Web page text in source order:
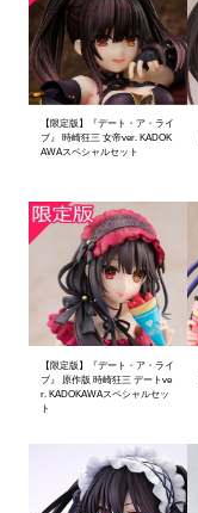
【限定版】『デート・ア・ライ
ブ』 時崎狂三 女帝ver. KADOK
AWAスペシャルセット
【限定版】『デート・ア・ライ
ブ』 原作版 時崎狂三 デートve
r. KADOKAWAスペシャルセッ
ト